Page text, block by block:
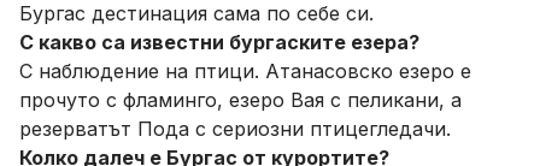
Бургас дестинация сама по себе си.
С какво са известни бургаските езера?
С наблюдение на птици. Атанасовско езеро е
прочуто с фламинго, езеро Вая с пеликани, а
резерватът Пода с сериозни птицегледачи.
Колко далеч е Бургас от курортите?